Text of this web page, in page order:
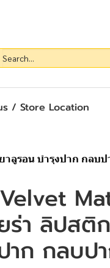
/ Store Location
ลูรอน บำรุงปาก กลบ
ร่า ลิปสติ
าก กลบป